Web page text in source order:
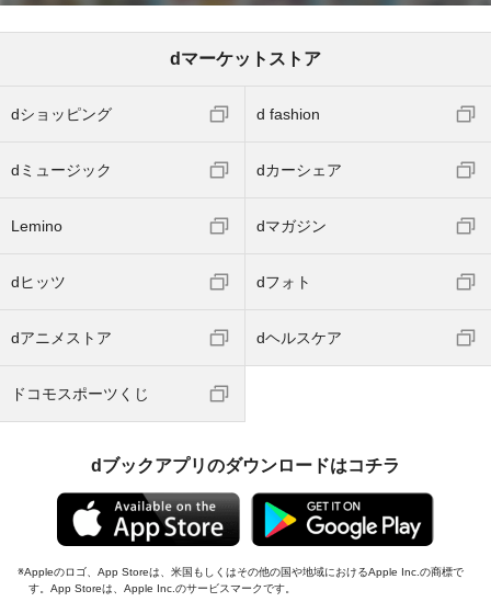
dマーケットストア
dショッピング d fashion
dミュージック dカーシェア
Lemino dマガジン
dヒッツ dフォト
dアニメストア dヘルスケア
ドコモスポーツくじ
dブックアプリのダウンロードはコチラ
Appleのロゴ、App Storeは、米国もしくはその他の国や地域におけるApple Inc.の商標で
す。App Storeは、Apple Inc.のサービスマークです。